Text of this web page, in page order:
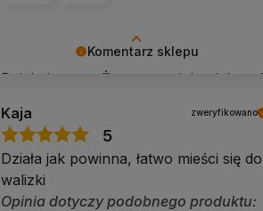
Komentarz sklepu
Dziękujemy 🙏 Życzymy wielu pięknych
Kaja zweryfikowano
5
Działa jak powinna, łatwo mieści się do
walizki
Opinia dotyczy podobnego produktu: